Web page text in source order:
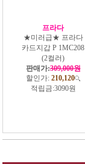
프라다
★미러급★ 프라다
카드지갑 P 1MC208
(2컬러)
판매가:309,000원
할인가: 210,120
적립금:3090원